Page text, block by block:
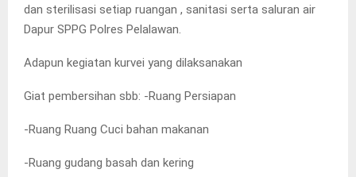
dan sterilisasi setiap ruangan , sanitasi serta saluran air
Dapur SPPG Polres Pelalawan.
Adapun kegiatan kurvei yang dilaksanakan
Giat pembersihan sbb: -Ruang Persiapan
-Ruang Ruang Cuci bahan makanan
-Ruang gudang basah dan kering